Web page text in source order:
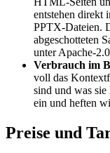
entstehen
PPTX-Dateien.
abgeschotteten
unter Apache-
Verbrauch im
voll das
sind und was sie
ein und heften
Preise und